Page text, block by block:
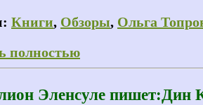
Книги, Обзоры, Ольга
полностью
Эленсуле пишет:Дин